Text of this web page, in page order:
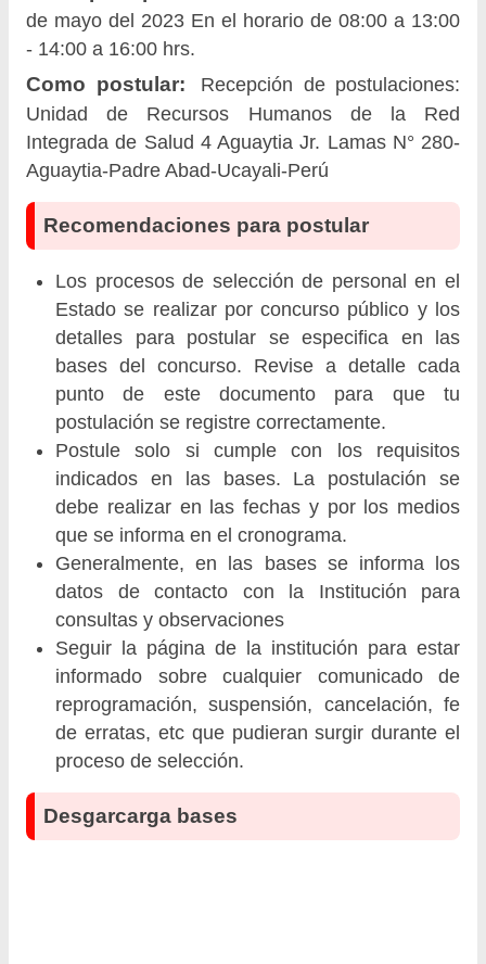
de mayo del 2023 En el horario de 08:00 a 13:00
- 14:00 a 16:00 hrs.
Como postular:
Recepción de postulaciones:
Unidad de Recursos Humanos de la Red
Integrada de Salud 4 Aguaytia Jr. Lamas N° 280-
Aguaytia-Padre Abad-Ucayali-Perú
Recomendaciones para postular
Los procesos de selección de personal en el
Estado se realizar por concurso público y los
detalles para postular se especifica en las
bases del concurso. Revise a detalle cada
punto de este documento para que tu
postulación se registre correctamente.
Postule solo si cumple con los requisitos
indicados en las bases. La postulación se
debe realizar en las fechas y por los medios
que se informa en el cronograma.
Generalmente, en las bases se informa los
datos de contacto con la Institución para
consultas y observaciones
Seguir la página de la institución para estar
informado sobre cualquier comunicado de
reprogramación, suspensión, cancelación, fe
de erratas, etc que pudieran surgir durante el
proceso de selección.
Desgarcarga bases